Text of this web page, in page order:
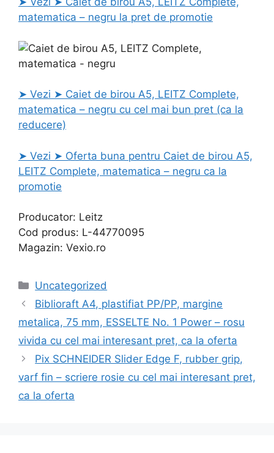
matematica – negru la pret de promotie
➤ Vezi ➤ Caiet de birou A5, LEITZ Complete,
matematica – negru cu cel mai bun pret (ca la
reducere)
➤ Vezi ➤ Oferta buna pentru Caiet de birou A5,
LEITZ Complete, matematica – negru ca la
promotie
Producator: Leitz
Cod produs: L-44770095
Magazin: Vexio.ro
Categories
Uncategorized
Biblioraft A4, plastifiat PP/PP, margine
metalica, 75 mm, ESSELTE No. 1 Power – rosu
vivida cu cel mai interesant pret, ca la oferta
Pix SCHNEIDER Slider Edge F, rubber grip,
varf fin – scriere rosie cu cel mai interesant pret,
ca la oferta